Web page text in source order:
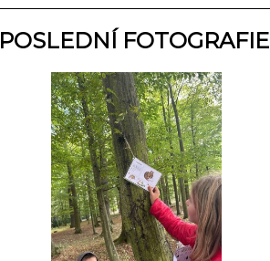
POSLEDNÍ FOTOGRAFIE